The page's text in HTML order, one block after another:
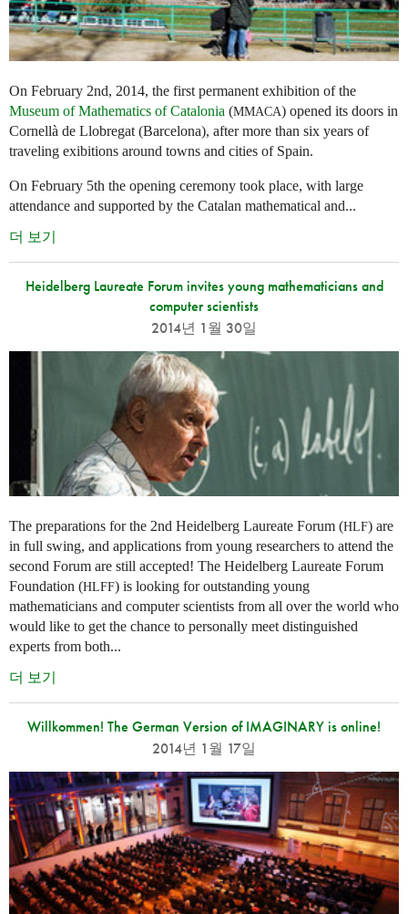
On February 2nd, 2014, the first permanent exhibition of the
Museum of Mathematics of Catalonia (MMACA) opened its doors in
Cornellà de Llobregat (Barcelona), after more than six years of
traveling exibitions around towns and cities of Spain.
On February 5th the opening ceremony took place, with large
attendance and supported by the Catalan mathematical and...
더 보기
Heidelberg Laureate Forum invites young mathematicians and
computer scientists
2014년 1월 30일
The preparations for the 2nd Heidelberg Laureate Forum (HLF) are
in full swing, and applications from young researchers to attend the
second Forum are still accepted! The Heidelberg Laureate Forum
Foundation (HLFF) is looking for outstanding young
mathematicians and computer scientists from all over the world who
would like to get the chance to personally meet distinguished
experts from both...
더 보기
Willkommen! The German Version of IMAGINARY is online!
2014년 1월 17일